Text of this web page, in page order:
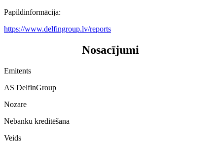
Papildinformācija:
https://www.delfingroup.lv/reports
Nosacījumi
Emitents
AS DelfinGroup
Nozare
Nebanku kreditēšana
Veids